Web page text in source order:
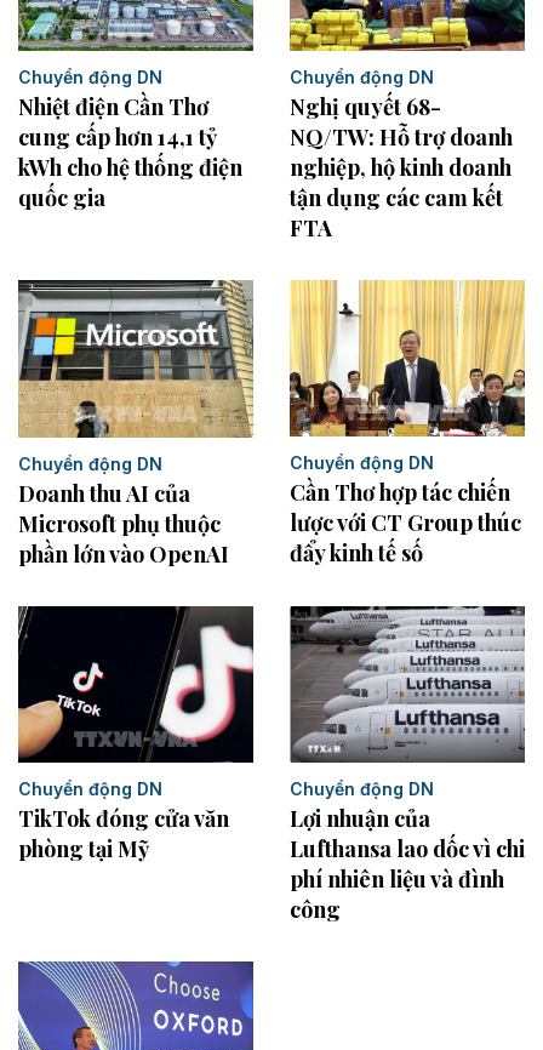
Chuyển động DN
Nhiệt điện Cần Thơ
cung cấp hơn 14,1 tỷ
kWh cho hệ thống điện
quốc gia
Chuyển động DN
Nghị quyết 68-
NQ/TW: Hỗ trợ doanh
nghiệp, hộ kinh doanh
tận dụng các cam kết
FTA
Chuyển động DN
Doanh thu AI của
Microsoft phụ thuộc
phần lớn vào OpenAI
Chuyển động DN
Cần Thơ hợp tác chiến
lược với CT Group thúc
đẩy kinh tế số
Chuyển động DN
TikTok đóng cửa văn
phòng tại Mỹ
Chuyển động DN
Lợi nhuận của
Lufthansa lao dốc vì chi
phí nhiên liệu và đình
công